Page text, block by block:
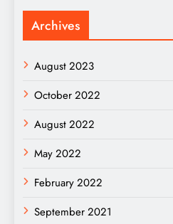
Archives
August 2023
October 2022
August 2022
May 2022
February 2022
September 2021